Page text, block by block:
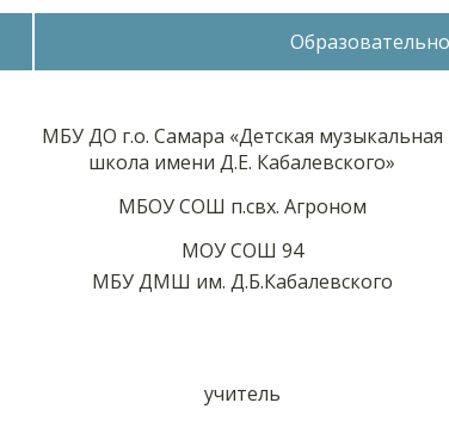
МБУ ДО г.о. Самара «Детская музыкальная
школа имени Д.Е. Кабалевского»
МБОУ СОШ п.свх. Агроном
МОУ СОШ 94
МБУ ДМШ им. Д.Б.Кабалевского
учитель